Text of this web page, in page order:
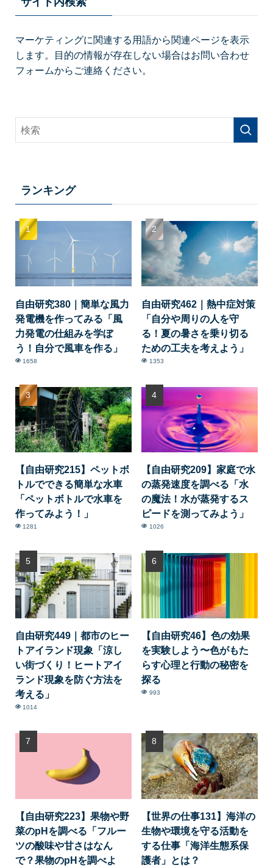
マーケティングに関連する用語から関連ページを表示
します。目的の情報が存在しない場合はお問い合わせ
フォームからご連絡ください。
ランキング
自由研究380｜簡単な風力
発電機を作ってみる「風
力発電の仕組みを学ぼ
う！自分で風車を作る」
1658
自由研究462｜熱中症対策
「自分や周りの人を守
る！夏の暑さを乗り切る
ための工夫を考えよう」
1353
【自由研究215】ペットボ
トルでできる簡単な水車
「ペットボトルで水車を
作ってみよう！」
1281
【自由研究209】家庭で水
の蒸発速度を調べる「水
の魔法！水が蒸発するス
ピードを測ってみよう」
1026
自由研究449｜都市のヒー
トアイランド現象「涼し
い街づくり！ヒートアイ
ランド現象を防ぐ方法を
考える」
1014
【自由研究46】色の効果
を実験しよう〜色がもた
らす心理と行動の秘密を
探る
993
【自由研究223】果物や野
菜のpHを調べる「フルー
ツの酸味や甘さはなん
で？果物のpHを調べよ
【世界の仕事131】海洋の
生物や環境を守る活動を
する仕事「海洋生態系保
護者」とは？